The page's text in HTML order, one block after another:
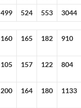
499 524 553 3044
160 165 182 910
105 157 122 804
200 164 180 1133